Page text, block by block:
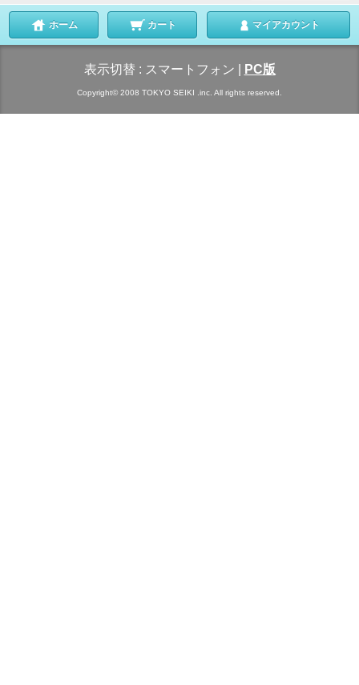
ホーム カート マイアカウント
表示切替 : スマートフォン PC版
Copyright© 2008 TOKYO SEIKI .inc. All rights reserved.